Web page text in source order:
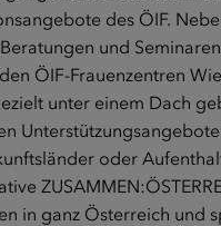
des ÖIF.
und
ÖIF-Frauenzentren
unter einem Dach
oder
in ganz Österreich und